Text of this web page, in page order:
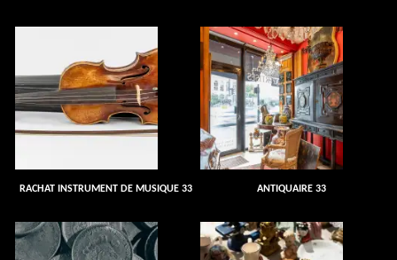
RACHAT INSTRUMENT DE MUSIQUE 33 ANTIQUAIRE 33